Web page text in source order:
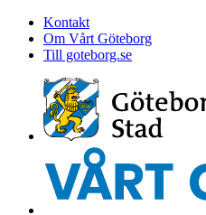
Kontakt
Om Vårt Göteborg
Till goteborg.se